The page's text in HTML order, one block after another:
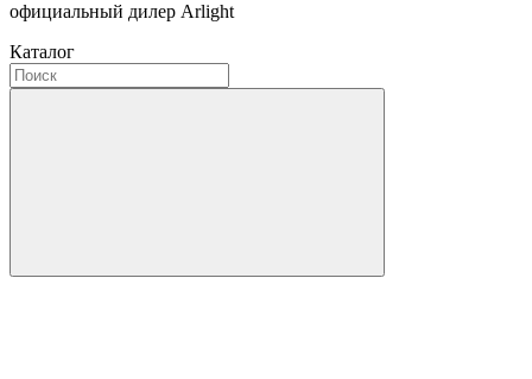
официальный дилер Arlight
Каталог